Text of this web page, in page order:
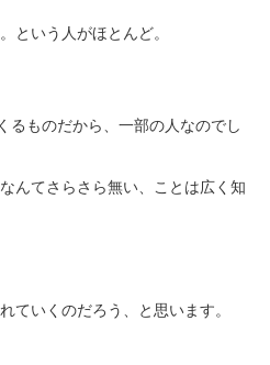
という人がほとんど。
るものだから、一部の人なのでし
んてさらさら無い、ことは広く知
ていくのだろう、と思います。